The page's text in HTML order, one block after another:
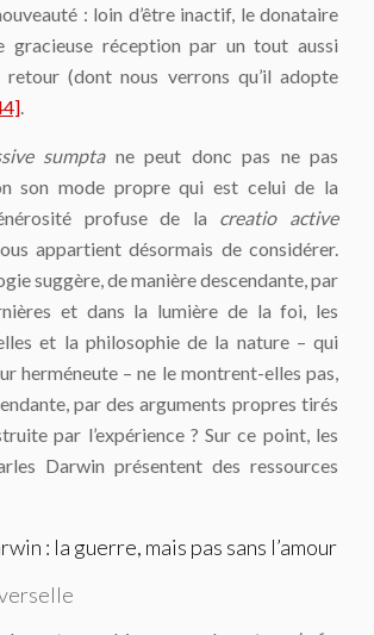
: loin d’être inactif, le donataire
gracieuse réception par un tout aussi
(dont nous verrons qu’il adopte
.
sumptane peut donc pas ne pas
son mode propre qui est celui de la
profuse de la creatio active
appartient désormais de considérer.
suggère, de manière descendante, par
et dans la lumière de la foi, les
et la philosophie de la nature – qui
herméneute – ne le montrent-elles pas,
par des arguments propres tirés
par l’expérience ? Sur ce point, les
Darwin présentent des ressources
: la guerre, mais pas sans l’amour